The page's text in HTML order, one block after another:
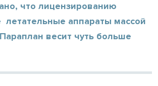
что лицензированию
летательные аппараты массой
весит чуть больше